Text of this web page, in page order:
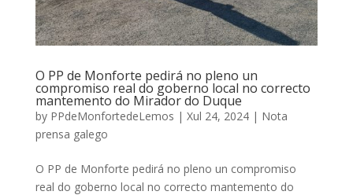
O PP de Monforte pedirá no pleno un
compromiso real do goberno local no correcto
mantemento do Mirador do Duque
by PPdeMonfortedeLemos | Xul 24, 2024| Nota
prensa galego
O PP de Monforte pedirá no pleno un compromiso
real do goberno local no correcto mantemento do